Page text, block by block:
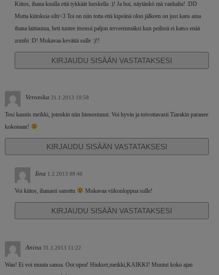
Kiitos, ihana kuulla että tykkäät lueskella :)! Ja hui, näytänkö mä vanhalta! :DD
Mutta kiitoksia silti<3 Toi on niin totta että kipeänä olon jälkeen on just kans aina
ihana laittautua, heti tuntee itsensä paljon terveemmäksi kun peilistä ei katso enää
zombi :D! Mukavaa kevättä sulle :)!!
KIRJAUDU SISÄÄN VASTATAKSESI
Veronika 31.1.2013 10:58
Tosi kaunis meikki, jotenkin niin hienostunut. Voi hyvin ja toivottavasti Tiarakin paranee
kokonaan!
KIRJAUDU SISÄÄN VASTATAKSESI
Iina 1.2.2013 08:40
Voi kiitos, ihanasti sanottu Mukavaa viikonloppua sulle!
KIRJAUDU SISÄÄN VASTATAKSESI
Anina 31.1.2013 11:22
Wau! Ei voi muuta sanoa. Oot upea! Hiukset,meikki,KAIKKI! Muutut koko ajan